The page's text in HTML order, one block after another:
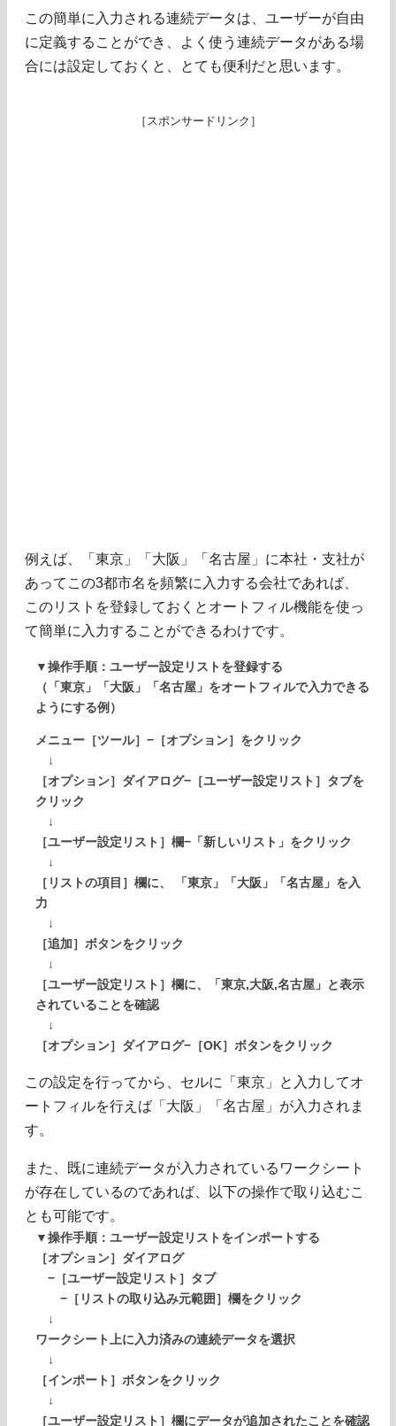
この簡単に入力される連続データは、ユーザーが自由
に定義することができ、よく使う連続データがある場
合には設定しておくと、とても便利だと思います。
［スポンサードリンク］
例えば、「東京」「大阪」「名古屋」に本社・支社が
あってこの3都市名を頻繁に入力する会社であれば、
このリストを登録しておくとオートフィル機能を使っ
て簡単に入力することができるわけです。
▼操作手順：ユーザー設定リストを登録する
（「東京」「大阪」「名古屋」をオートフィルで入力できる
ようにする例）
メニュー［ツール］−［オプション］をクリック
↓
［オプション］ダイアログ−［ユーザー設定リスト］タブを
クリック
↓
［ユーザー設定リスト］欄−「新しいリスト」をクリック
↓
［リストの項目］欄に、 「東京」「大阪」「名古屋」を入
力
↓
［追加］ボタンをクリック
↓
［ユーザー設定リスト］欄に、「東京,大阪,名古屋」と表示
されていることを確認
↓
［オプション］ダイアログ−［OK］ボタンをクリック
この設定を行ってから、セルに「東京」と入力してオ
ートフィルを行えば「大阪」「名古屋」が入力されま
す。
また、既に連続データが入力されているワークシート
が存在しているのであれば、以下の操作で取り込むこ
とも可能です。
▼操作手順：ユーザー設定リストをインポートする
［オプション］ダイアログ
−［ユーザー設定リスト］タブ
−［リストの取り込み元範囲］欄をクリック
↓
ワークシート上に入力済みの連続データを選択
↓
［インポート］ボタンをクリック
↓
［ユーザー設定リスト］欄にデータが追加されたことを確認